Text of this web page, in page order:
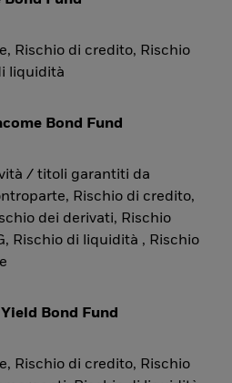
Rischio di credito, Rischio
liquidità
Bond Fund
/ titoli garantiti da
Rischio di credito,
dei derivati, Rischio
Rischio di liquidità , Rischio
Bond Fund
Rischio di credito, Rischio